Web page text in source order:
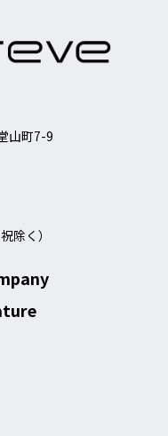
山町7-9
除く）